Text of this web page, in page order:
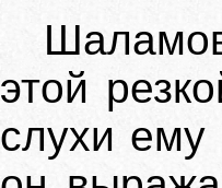
этой
слухи ему